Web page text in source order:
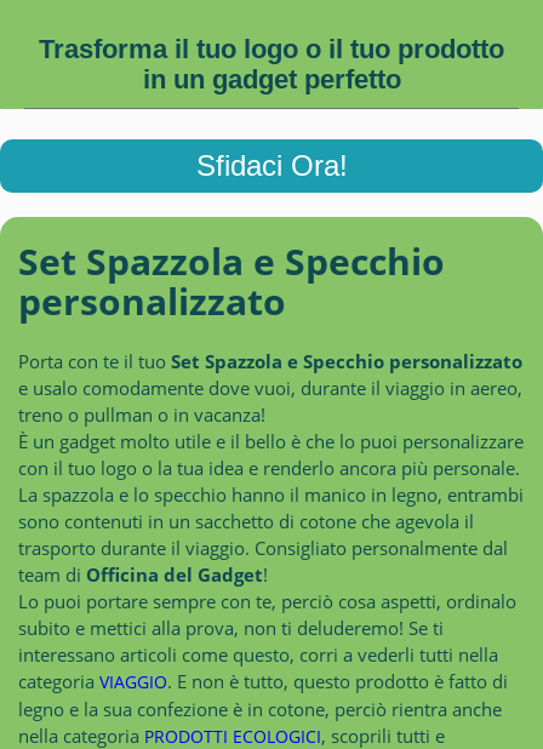
Trasforma il tuo logo o il tuo prodotto
in un gadget perfetto
Sfidaci Ora!
Set Spazzola e Specchio
personalizzato
Porta con te il tuo Set Spazzola e Specchio personalizzato
e usalo comodamente dove vuoi, durante il viaggio in aereo,
treno o pullman o in vacanza!
È un gadget molto utile e il bello è che lo puoi personalizzare
con il tuo logo o la tua idea e renderlo ancora più personale.
La spazzola e lo specchio hanno il manico in legno, entrambi
sono contenuti in un sacchetto di cotone che agevola il
trasporto durante il viaggio. Consigliato personalmente dal
team di Officina del Gadget!
Lo puoi portare sempre con te, perciò cosa aspetti, ordinalo
subito e mettici alla prova, non ti deluderemo! Se ti
interessano articoli come questo, corri a vederli tutti nella
categoria VIAGGIO. E non è tutto, questo prodotto è fatto di
legno e la sua confezione è in cotone, perciò rientra anche
nella categoria PRODOTTI ECOLOGICI, scoprili tutti e